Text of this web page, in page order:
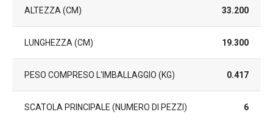
ALTEZZA (CM) 33.200
LUNGHEZZA (CM) 19.300
PESO COMPRESO L'IMBALLAGGIO (KG) 0.417
SCATOLA PRINCIPALE (NUMERO DI PEZZI) 6